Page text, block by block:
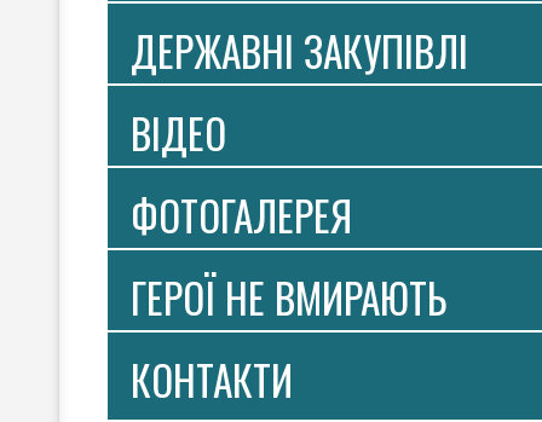
ДЕРЖАВНІ ЗАКУПІВЛІ
ВIДЕО
ФОТОГАЛЕРЕЯ
ГЕРОЇ НЕ ВМИРАЮТЬ
КОНТАКТИ